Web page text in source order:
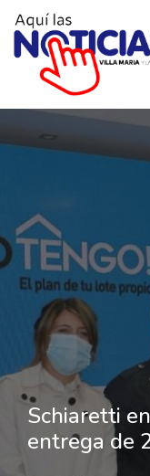
contenido
Schiaretti
entrega de